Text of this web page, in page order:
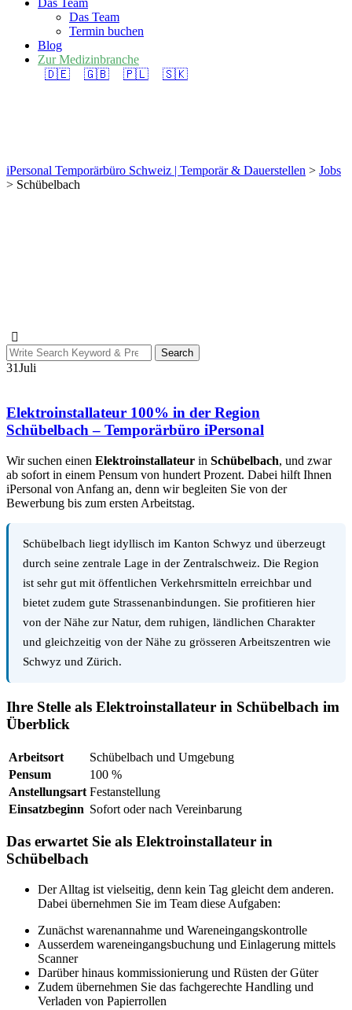
Das Team
Das Team
Termin buchen
Blog
Zur Medizinbranche
🇩🇪
🇬🇧 🇵🇱 🇸🇰
iPersonal Temporärbüro Schweiz | Temporär & Dauerstellen > Jobs
> Schübelbach
Suche: Search
31Juli
Elektroinstallateur 100% in der Region
Schübelbach – Temporärbüro iPersonal
Wir suchen einen Elektroinstallateur in Schübelbach, und zwar
ab sofort in einem Pensum von hundert Prozent. Dabei hilft Ihnen
iPersonal von Anfang an, denn wir begleiten Sie von der
Bewerbung bis zum ersten Arbeitstag.
Schübelbach liegt idyllisch im Kanton Schwyz und überzeugt
durch seine zentrale Lage in der Zentralschweiz. Die Region
ist sehr gut mit öffentlichen Verkehrsmitteln erreichbar und
bietet zudem gute Strassenanbindungen. Sie profitieren hier
von der Nähe zur Natur, dem ruhigen, ländlichen Charakter
und gleichzeitig von der Nähe zu grösseren Arbeitszentren wie
Schwyz und Zürich.
Ihre Stelle als Elektroinstallateur in Schübelbach im
Überblick
Arbeitsort
Schübelbach und Umgebung
Pensum
100 %
Anstellungsart Festanstellung
Einsatzbeginn Sofort oder nach Vereinbarung
Das erwartet Sie als Elektroinstallateur in
Schübelbach
Der Alltag ist vielseitig, denn kein Tag gleicht dem anderen.
Dabei übernehmen Sie im Team diese Aufgaben:
Zunächst warenannahme und Wareneingangskontrolle
Ausserdem wareneingangsbuchung und Einlagerung mittels
Scanner
Darüber hinaus kommissionierung und Rüsten der Güter
Zudem übernehmen Sie das fachgerechte Handling und
Verladen von Papierrollen